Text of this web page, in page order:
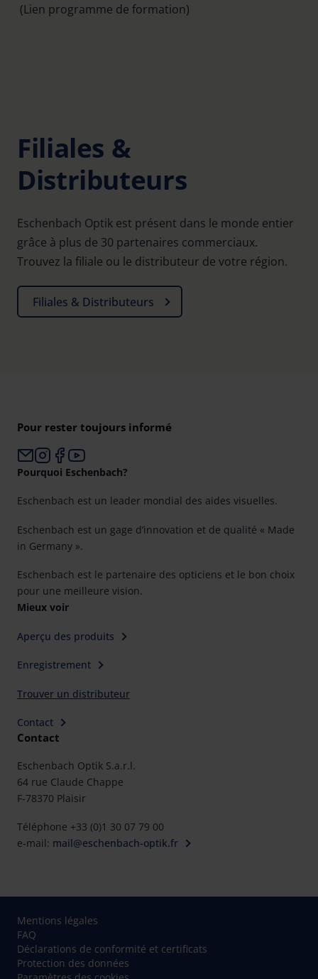
(Lien programme de formation)
Filiales &
Distributeurs
Eschenbach Optik est présent dans le monde entier
grâce à plus de 30 partenaires commerciaux.
Trouvez la filiale ou le distributeur de votre région.
Filiales & Distributeurs
Pour rester toujours informé
Pourquoi Eschenbach?
Eschenbach est un leader mondial des aides visuelles.
Eschenbach est un gage d’innovation et de qualité « Made
in Germany ».
Eschenbach est le partenaire des opticiens et le bon choix
pour une meilleure vision.
Mieux voir
Aperçu des produits
Enregistrement
Trouver un distributeur
Contact
Contact
Eschenbach Optik S.a.r.l.
64 rue Claude Chappe
F-78370 Plaisir
Téléphone +33 (0)1 30 07 79 00
e-mail: mail@eschenbach-optik.fr
Mentions légales
FAQ
Déclarations de conformité et certificats
Protection des données